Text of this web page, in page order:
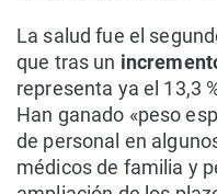
La salud fue el
que tras un
representa ya el 13,3
Han ganado «peso
de personal en
médicos de familia y